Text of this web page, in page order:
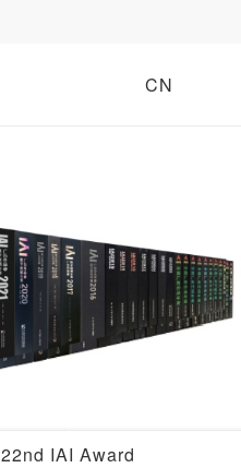
CN
22nd IAI Award